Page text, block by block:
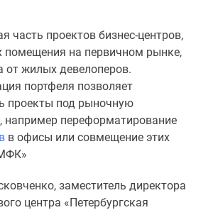
часть проектов бизнес-центров,
помещения на первичном рынке,
от жилых девелоперов.
портфеля позволяет
проекты под рыночную
например переформатирование
в офисы или совмещение этих
заместитель директора
центра «Петербургская